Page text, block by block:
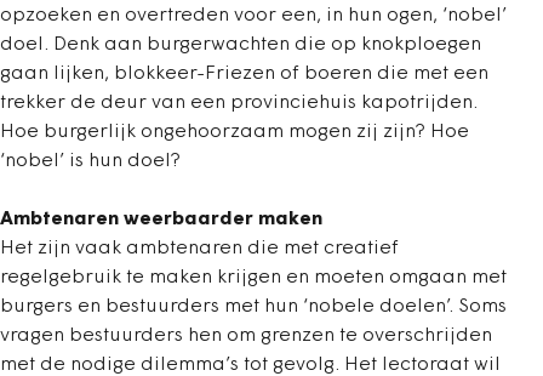
opzoeken en overtreden voor een, in hun ogen, ‘nobel’
doel. Denk aan burgerwachten die op knokploegen
gaan lijken, blokkeer-Friezen of boeren die met een
trekker de deur van een provinciehuis kapotrijden.
Hoe burgerlijk ongehoorzaam mogen zij zijn? Hoe
‘nobel’ is hun doel?
Ambtenaren weerbaarder maken
Het zijn vaak ambtenaren die met creatief
regelgebruik te maken krijgen en moeten omgaan met
burgers en bestuurders met hun ‘nobele doelen’. Soms
vragen bestuurders hen om grenzen te overschrijden
met de nodige dilemma’s tot gevolg. Het lectoraat wil